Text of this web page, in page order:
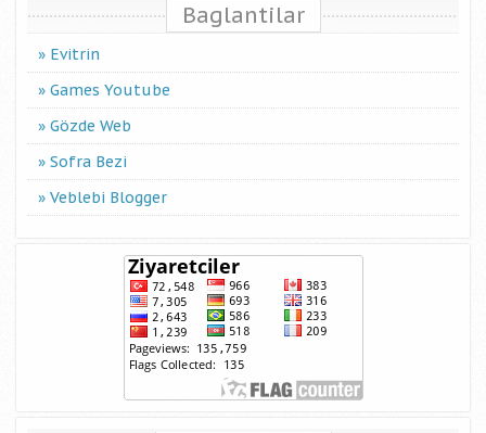
Baglantilar
Evitrin
Games Youtube
Gözde Web
Sofra Bezi
Veblebi Blogger